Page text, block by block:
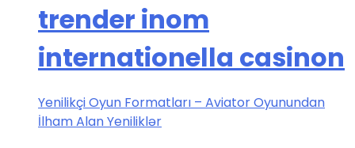
trender inom
internationella casinon
Yenilikçi Oyun Formatları – Aviator Oyunundan
İlham Alan Yeniliklər